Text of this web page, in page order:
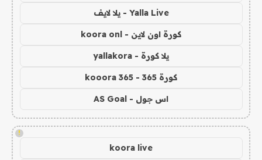
Yalla Live - يلا لايف
كورة اون لاين - koora onl
يلا كورة - yallakora
كورة 365 - kooora 365
اس جول - AS Goal
!
koora live